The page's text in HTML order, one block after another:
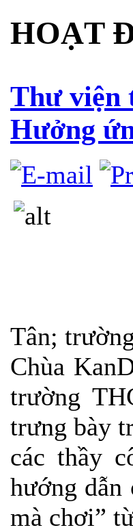
HOẠT
Thư viện
Hưởng
Tân;
Chùa
trường
trưng bày
các thầy
hướng dẫn
mà chơi”